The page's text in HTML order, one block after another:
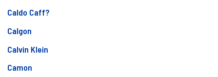
Caldo Caff?
Calgon
Calvin Klein
Camon